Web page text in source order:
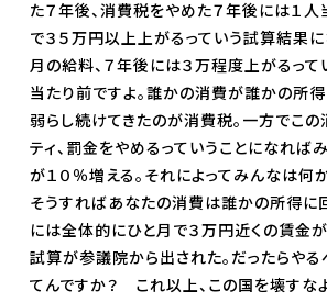
た７年後、消費税をやめた７年後には１人
で３５万円以上上がるっていう試算結果に
月の給料、７年後には３万程度上がるって
当たり前ですよ。誰かの消費が誰かの所
弱らし続けてきたのが消費税。一方でこ
ティ、罰金をやめるっていうことになれば
が１０％増える。それによってみんなは何
そうすればあなたの消費は誰かの所得に
には全体的にひと月で３万円近くの賃金
試算が参議院から出された。だったらやる
てんですか？ これ以上、この国を壊すな